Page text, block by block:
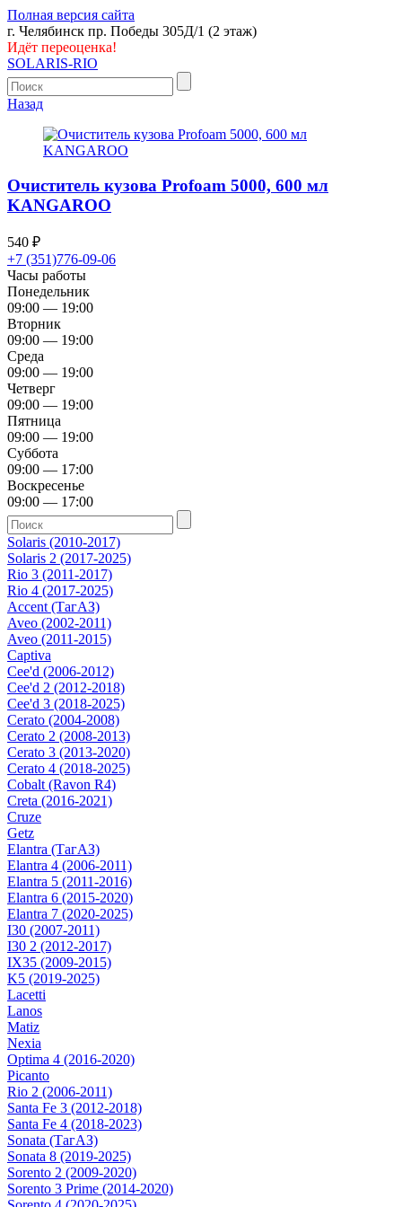
Полная версия сайта
г. Челябинск пр. Победы 305Д/1 (2 этаж)
Идёт переоценка!
SOLARIS-RIO
Назад
Очиститель кузова Profoam 5000, 600 мл
KANGAROO
540 ₽
+7 (351)776-09-06
Часы работы
Понедельник
09:00 — 19:00
Вторник
09:00 — 19:00
Среда
09:00 — 19:00
Четверг
09:00 — 19:00
Пятница
09:00 — 19:00
Суббота
09:00 — 17:00
Воскресенье
09:00 — 17:00
Solaris (2010-2017)
Solaris 2 (2017-2025)
Rio 3 (2011-2017)
Rio 4 (2017-2025)
Accent (ТагАЗ)
Aveo (2002-2011)
Aveo (2011-2015)
Captiva
Cee'd (2006-2012)
Cee'd 2 (2012-2018)
Cee'd 3 (2018-2025)
Cerato (2004-2008)
Cerato 2 (2008-2013)
Cerato 3 (2013-2020)
Cerato 4 (2018-2025)
Cobalt (Ravon R4)
Creta (2016-2021)
Cruze
Getz
Elantra (ТагАЗ)
Elantra 4 (2006-2011)
Elantra 5 (2011-2016)
Elantra 6 (2015-2020)
Elantra 7 (2020-2025)
I30 (2007-2011)
I30 2 (2012-2017)
IX35 (2009-2015)
K5 (2019-2025)
Lacetti
Lanos
Matiz
Nexia
Optima 4 (2016-2020)
Picanto
Rio 2 (2006-2011)
Santa Fe 3 (2012-2018)
Santa Fe 4 (2018-2023)
Sonata (ТагАЗ)
Sonata 8 (2019-2025)
Sorento 2 (2009-2020)
Sorento 3 Prime (2014-2020)